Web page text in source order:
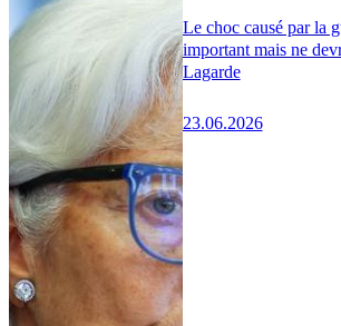
Le choc causé par la
important mais ne
Lagarde
23.06.2026